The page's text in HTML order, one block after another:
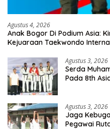
Agustus 4, 2026
Anak Bogor Di Podium Asia:
Kejuaraan Taekwondo
Agustus 3, 2026
Serda
Pada 8th
Agustus 3, 2026
Jaga
Pegawai